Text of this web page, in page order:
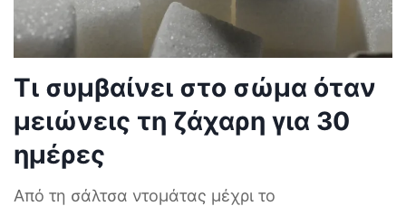
Τι συμβαίνει στο σώμα όταν
μειώνεις τη ζάχαρη για 30
ημέρες
Από τη σάλτσα ντομάτας μέχρι το